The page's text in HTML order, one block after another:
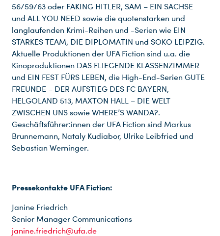
56/59/63 oder FAKING HITLER, SAM – EIN SACHSE
und ALL YOU NEED sowie die quotenstarken und
langlaufenden Krimi-Reihen und -Serien wie EIN
STARKES TEAM, DIE DIPLOMATIN und SOKO LEIPZIG.
Aktuelle Produktionen der UFA Fiction sind u.a. die
Kinoproduktionen DAS FLIEGENDE KLASSENZIMMER
und EIN FEST FÜRS LEBEN, die High-End-Serien GUTE
FREUNDE – DER AUFSTIEG DES FC BAYERN,
HELGOLAND 513, MAXTON HALL – DIE WELT
ZWISCHEN UNS sowie WHERE’S WANDA?.
Geschäftsführer:innen der UFA Fiction sind Markus
Brunnemann, Nataly Kudiabor, Ulrike Leibfried und
Sebastian Werninger.
Pressekontakte UFA Fiction:
Janine Friedrich
Senior Manager Communications
janine.friedrich@ufa.de